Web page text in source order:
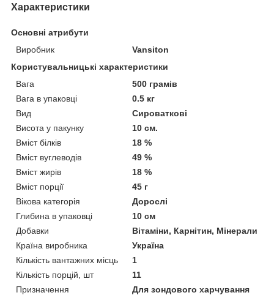
Характеристики
Основні атрибути
Виробник
Vansiton
Користувальницькі характеристики
Вага
500 грамів
Вага в упаковці
0.5 кг
Вид
Сироваткові
Висота у пакунку
10 см.
Вміст білків
18 %
Вміст вуглеводів
49 %
Вміст жирів
18 %
Вміст порції
45 г
Вікова категорія
Дорослі
Глибина в упаковці
10 см
Добавки
Вітаміни, Карнітин, Мінерали
Країна виробника
Україна
Кількість вантажних місць
1
Кількість порцій, шт
11
Призначення
Для зондового харчування